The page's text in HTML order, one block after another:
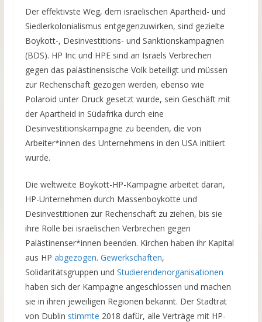
Der effektivste Weg, dem israelischen Apartheid- und
Siedlerkolonialismus entgegenzuwirken, sind gezielte
Boykott-, Desinvestitions- und Sanktionskampagnen
(BDS). HP Inc und HPE sind an Israels Verbrechen
gegen das palästinensische Volk beteiligt und müssen
zur Rechenschaft gezogen werden, ebenso wie
Polaroid unter Druck gesetzt wurde, sein Geschäft mit
der Apartheid in Südafrika durch eine
Desinvestitionskampagne zu beenden, die von
Arbeiter*innen des Unternehmens in den USA initiiert
wurde.
Die weltweite Boykott-HP-Kampagne arbeitet daran,
HP-Unternehmen durch Massenboykotte und
Desinvestitionen zur Rechenschaft zu ziehen, bis sie
ihre Rolle bei israelischen Verbrechen gegen
Palästinenser*innen beenden. Kirchen haben ihr Kapital
aus HP abgezogen. Gewerkschaften,
Solidaritätsgruppen und Studierendenorganisationen
haben sich der Kampagne angeschlossen und machen
sie in ihren jeweiligen Regionen bekannt. Der Stadtrat
von Dublin stimmte 2018 dafür, alle Verträge mit HP-